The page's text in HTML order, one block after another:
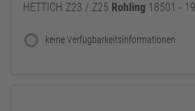
HETTICH Z23 / Z25 Rohling 18501 -
keine Verfügbarkeitsinformationen